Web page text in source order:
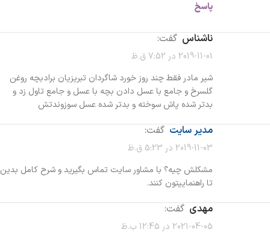
پاسخ
ناشناس گفت:
2019-11-01 در 7:52 ق.ظ
شیر مادر فقط چند روز خورد شاگردان تبریزیان برادبچه روغن
گلسرخ و جامع با عسل دادن بچه با عسل و جامع تاول زد و
بدتر شده پاش سوخته و بدتر شده عسل سوزوندتش
مدیر سایت گفت:
2019-11-03 در 5:23 ق.ظ
مشکلش چیه؟ با مشاور سایت تماس بگیرید و شرح کامل بدین
تا راهنماییتون کنند.
مهدی گفت:
2021-04-05 در 12:45 ب.ظ